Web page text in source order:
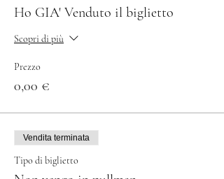
Ho GIA' Venduto il biglietto
Scopri di più
Prezzo
0,00 €
Vendita terminata
Tipo di biglietto